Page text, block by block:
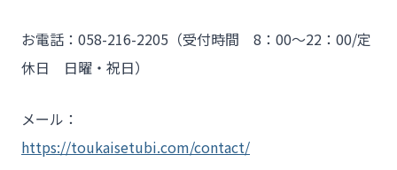
お電話：058-216-2205（受付時間 8：00～22：00/定
休日 日曜・祝日）
メール：
https://toukaisetubi.com/contact/